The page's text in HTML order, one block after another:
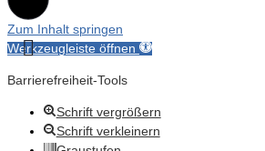
Zum Inhalt springen
Werkzeugleiste öffnen
Barrierefreiheit-Tools
Schrift vergrößern
Schrift verkleinern